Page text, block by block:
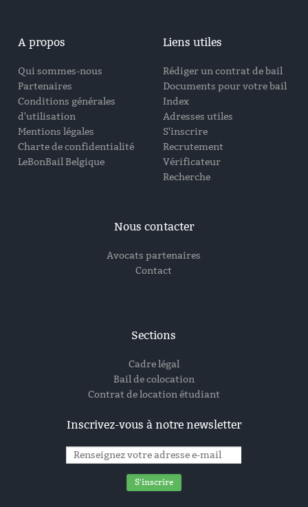
A propos
Qui sommes-nous
Partenaires
Conditions générales
d'utilisation
Mentions légales
Charte de confidentialité
LeBonBail Belgique
Liens utiles
Rédiger un contrat de bail
Documents pour votre bail
Index
Adresses utiles
S'inscrire
Recrutement
Vérificateur
Recherche
Nous contacter
Avocats partenaires
Contact
Sections
Cadre légal
Bail de colocation
Contrat de location étudiant
Inscrivez-vous à notre newsletter